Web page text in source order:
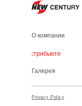
Privacy Policy
О компании
Галерея
Дистрибьютеры